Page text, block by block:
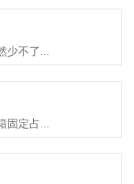
少不了...
固定占...